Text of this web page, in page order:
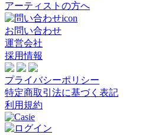
アーティストの方へ
お問い合わせ
運営会社
採用情報
プライバシーポリシー
特定商取引法に基づく表記
利用規約